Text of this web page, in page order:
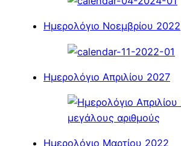
Ημερολόγιο Νοεμβρίου 2022
Ημερολόγιο Απριλίου 2027
Ημερολόγιο Μαρτίου 2022